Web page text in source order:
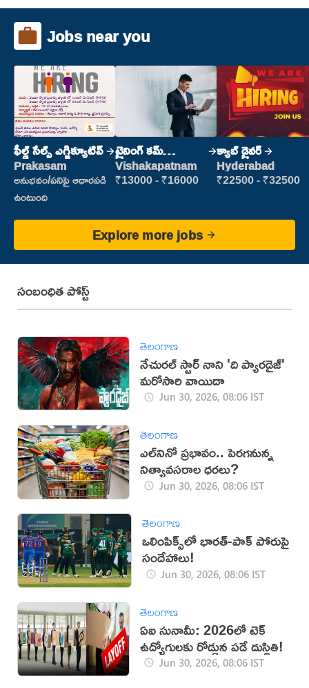
Jobs near you
ఫీల్డ్ సేల్స్ ఎగ్జిక్యూటివ్
Prakasam
అనుభవం/పనిపై ఆధారపడి
ఉంటుంది
ట్రైనింగ్ కమ్
ప్లేస్‌మెంట్
Vishakapatnam
₹13000 - ₹16000
క్యాబ్ డ్రైవర్
Hyderabad
₹22500 - ₹32500
Explore more jobs
సంబంధిత పోస్ట్
తెలంగాణ
నేచురల్ స్టార్ నాని 'ది ప్యారడైజ్'
మరోసారి వాయిదా
Jun 30, 2026, 08:06 IST
తెలంగాణ
ఎల్‌నినో ప్రభావం.. పెరగనున్న
నిత్యావసరాల ధరలు?
Jun 30, 2026, 08:06 IST
తెలంగాణ
ఒలింపిక్స్‌లో భారత్-పాక్ పోరుపై
సందేహాలు!
Jun 30, 2026, 08:06 IST
తెలంగాణ
ఏఐ సునామీ: 2026లో టెక్
ఉద్యోగులకు రోడ్డున పడే దుస్థితి!
Jun 30, 2026, 08:06 IST